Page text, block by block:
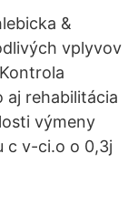
&
vplyvov
aj rehabilitácia
výmeny
c v-ci.o o 0,3j